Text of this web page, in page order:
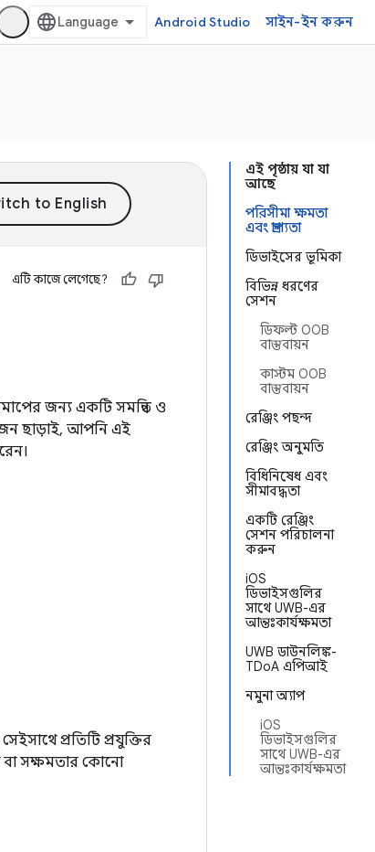
Android Studio সাইন-ইন করুন
এই পৃষ্ঠায় যা যা
আছে
পরিসীমা ক্ষমতা
এবং প্রাপ্যতা
ডিভাইসের ভূমিকা
বিভিন্ন ধরণের
সেশন
ডিফল্ট OOB
বাস্তবায়ন
কাস্টম OOB
বাস্তবায়ন
রেঞ্জিং পছন্দ
রেঞ্জিং অনুমতি
বিধিনিষেধ এবং
সীমাবদ্ধতা
একটি রেঞ্জিং
সেশন পরিচালনা
করুন
iOS
ডিভাইসগুলির
সাথে UWB-এর
আন্তঃকার্যক্ষমতা
UWB ডাউনলিঙ্ক-
TDoA এপিআই
নমুনা অ্যাপ
iOS
ডিভাইসগুলির
সাথে UWB-এর
আন্তঃকার্যক্ষমতা
এটি কাজে লেগেছে?
জন্য একটি সমন্বিত ও
ছাড়াই, আপনি এই
প্রতিটি প্রযুক্তির
বা সক্ষমতার কোনো